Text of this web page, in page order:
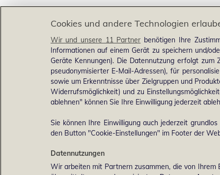
Cookies und andere Technologien
Wir und unsere 11 Partner benötigen Ihre
Informationen auf einem Gerät zu speichern und/
Geräte Kennungen). Die Datennutzung erfolgt
pseudonymisierter E-Mail-Adressen), für
sowie um Erkenntnisse über Zielgruppen und
Widerrufsmöglichkeit) und zu
ablehnen" können Sie Ihre Einwilligung jederzeit
Sie können Ihre Einwilligung auch jederzeit
den Button "Cookie-Einstellungen" im Footer der
Datennutzungen
Wir arbeiten mit Partnern zusammen, die von Ihrem